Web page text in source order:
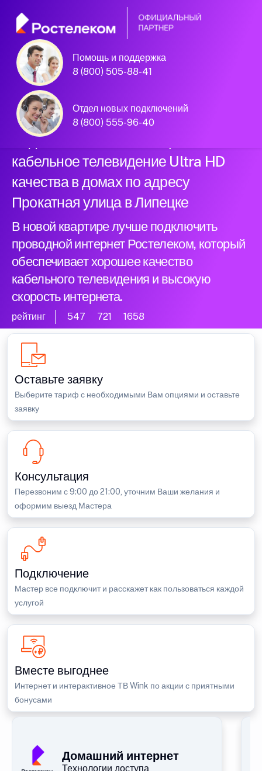
Помощь и поддержка
8 (800) 505-88-41
Отдел новых подключений
8 (800) 555-96-40
Официальный
партнер Ростелеком
Подключили новый интернет и
кабельное телевидение Ultra HD
качества в домах по адресу
Прокатная улица в Липецке
В новой квартире лучше подключить
проводной интернет Ростелеком, который
обеспечивает хорошее качество
кабельного телевидения и высокую
скорость интернета.
рейтинг 547 721 1658
Оставьте заявку
Выберите тариф с необходимыми Вам опциями и оставьте
заявку
Консультация
Перезвоним с 9:00 до 21:00, уточним Ваши желания и
оформим выезд Мастера
Подключение
Мастер все подключит и расскажет как пользоваться каждой
услугой
Вместе выгоднее
Интернет и интерактивное ТВ Wink по акции с приятными
бонусами
Домашний интернет
Технологии доступа